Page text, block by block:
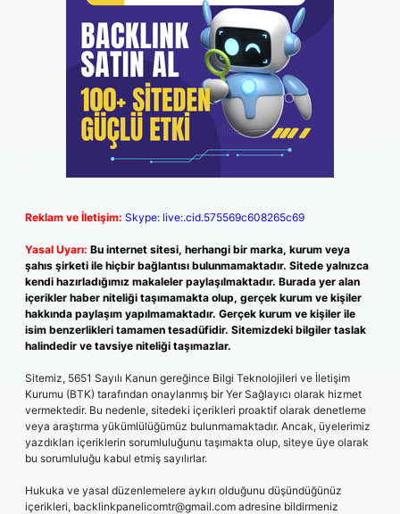
Reklam ve İletişim: Skype: live:.cid.575569c608265c69
Yasal Uyarı: Bu internet sitesi, herhangi bir marka, kurum veya
şahıs şirketi ile hiçbir bağlantısı bulunmamaktadır. Sitede yalnızca
kendi hazırladığımız makaleler paylaşılmaktadır. Burada yer alan
içerikler haber niteliği taşımamakta olup, gerçek kurum ve kişiler
hakkında paylaşım yapılmamaktadır. Gerçek kurum ve kişiler ile
isim benzerlikleri tamamen tesadüfidir. Sitemizdeki bilgiler taslak
halindedir ve tavsiye niteliği taşımazlar.
Sitemiz, 5651 Sayılı Kanun gereğince Bilgi Teknolojileri ve İletişim
Kurumu (BTK) tarafından onaylanmış bir Yer Sağlayıcı olarak hizmet
vermektedir. Bu nedenle, sitedeki içerikleri proaktif olarak denetleme
veya araştırma yükümlülüğümüz bulunmamaktadır. Ancak, üyelerimiz
yazdıkları içeriklerin sorumluluğunu taşımakta olup, siteye üye olarak
bu sorumluluğu kabul etmiş sayılırlar.
Hukuka ve yasal düzenlemelere aykırı olduğunu düşündüğünüz
içerikleri, backlinkpanelicomtr@gmail.com adresine bildirmeniz